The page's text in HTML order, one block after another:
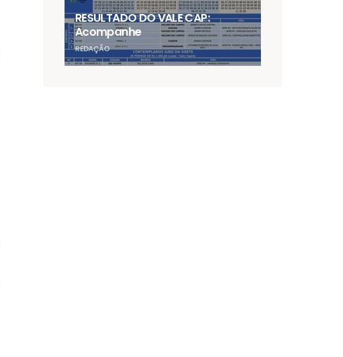
RESULTADO DO VALE CAP:
Acompanhe
REDAÇÃO